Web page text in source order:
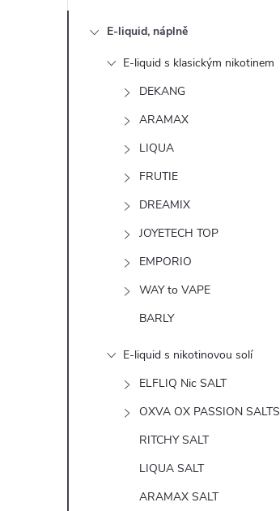
í
E-liquid, náplně
E-liquid s klasickým nikotinem
DEKANG
ARAMAX
LIQUA
FRUTIE
DREAMIX
JOYETECH TOP
EMPORIO
WAY to VAPE
BARLY
E-liquid s nikotinovou solí
ELFLIQ Nic SALT
OXVA OX PASSION SALTS
RITCHY SALT
LIQUA SALT
ARAMAX SALT